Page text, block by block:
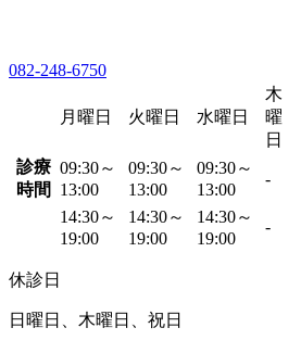
082-248-6750
月曜日 火曜日 水曜日
木
曜
日
診療
時間
09:30～
13:00
09:30～
13:00
09:30～
13:00
-
14:30～
19:00
14:30～
19:00
14:30～
19:00
-
休診日
日曜日、木曜日、祝日